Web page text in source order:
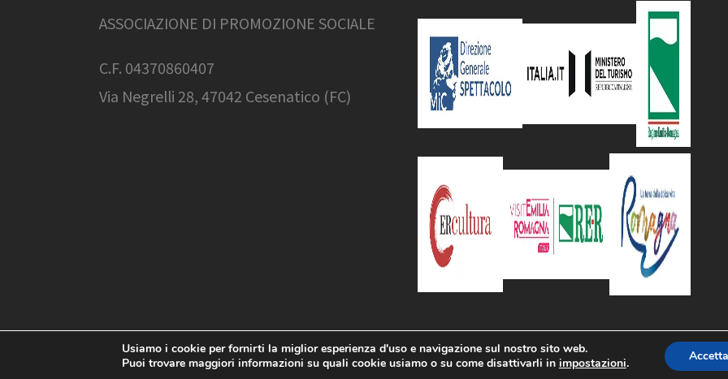
ASSOCIAZIONE DI PROMOZIONE SOCIALE
C.F. 04370860407
Via Negrelli 28, 47042 Cesenatico (FC)
Associazione Balamondo | C.F. 04370860407 Privacy & Cookie Policy
Usiamo i cookie per fornirti la miglior esperienza d'uso e navigazione sul nostro sito web.
Puoi trovare maggiori informazioni su quali cookie usiamo o su come disattivarli in impostazioni.